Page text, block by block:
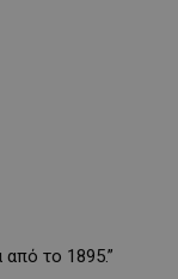
το 1895.”